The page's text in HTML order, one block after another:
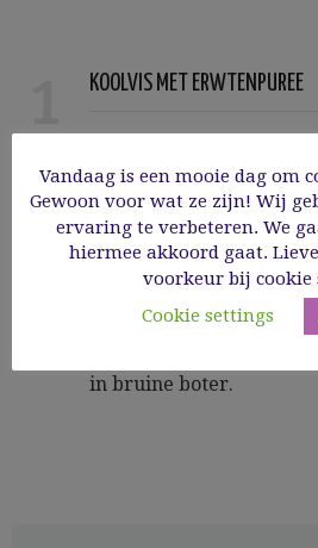
KOOLVIS MET ERWTENPUREE
klontje boter, breng op
zout. Breng de visfond
peperkorrels en
in. Zeef de fond, doe
sauspannetje, voeg een
en laat weer inkoken tot
met een beetje
in bruine boter.
Vandaag is een mooie dag om
Gewoon voor wat ze zijn! Wij
ervaring te verbeteren. We
hiermee akkoord gaat.
voorkeur bij cookie
Cookie settings